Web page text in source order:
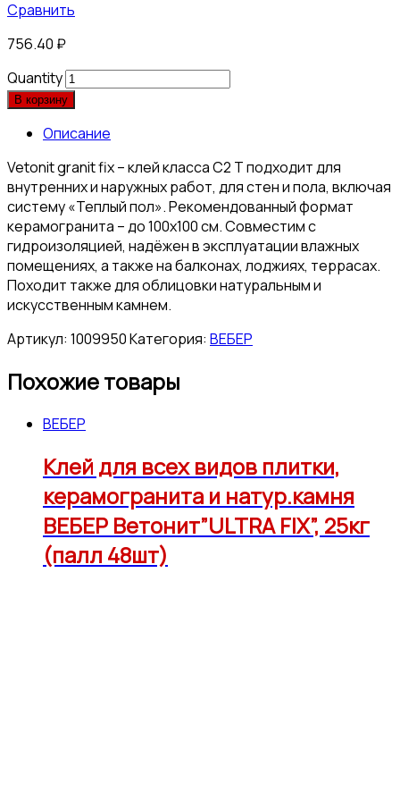
Сравнить
756.40 ₽
Quantity
В корзину
Описание
Vetonit granit fix – клей класса С2 Т подходит для
внутренних и наружных работ, для стен и пола, включая
систему «Теплый пол». Рекомендованный формат
керамогранита – до 100х100 см. Совместим с
гидроизоляцией, надёжен в эксплуатации влажных
помещениях, а также на балконах, лоджиях, террасах.
Походит также для облицовки натуральным и
искусственным камнем.
Артикул: 1009950Категория: ВЕБЕР
Похожие товары
ВЕБЕР
Клей для всех видов плитки,
керамогранита и натур.камня
ВЕБЕР Ветонит”ULTRA FIX”, 25кг
(палл 48шт)